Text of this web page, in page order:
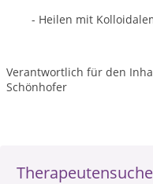
Therapeutensuche
- Heilen mit
Verantwortlich für den
Schönhofer